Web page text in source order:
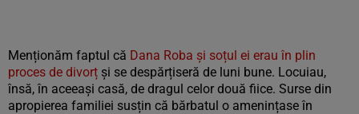
Menționăm faptul că Dana Roba și soțul ei erau în plin
proces de divorț și se despărțiseră de luni bune. Locuiau,
însă, în aceeași casă, de dragul celor două fiice. Surse din
apropierea familiei susțin că bărbatul o amenințase în